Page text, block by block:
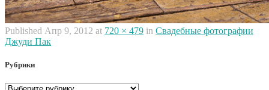
Published Апр 9, 2012 at 720 × 479 in Свадебные фотографии
Джуди Пак
Рубрики
Рубрики